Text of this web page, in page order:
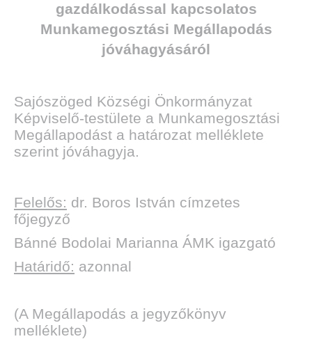
gazdálkodással kapcsolatos
Munkamegosztási Megállapodás
jóváhagyásáról
Sajószöged Községi Önkormányzat
Képviselő-testülete a Munkamegosztási
Megállapodást a határozat melléklete
szerint jóváhagyja.
Felelős: dr. Boros István címzetes
főjegyző
Bánné Bodolai Marianna ÁMK igazgató
Határidő: azonnal
(A Megállapodás a jegyzőkönyv
melléklete)